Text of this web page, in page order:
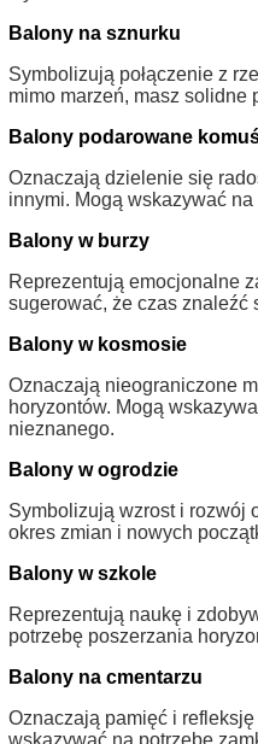
Balony na sznurku
Symbolizują połączenie z
mimo marzeń, masz solidne
Balony podarowane
Oznaczają dzielenie się
innymi. Mogą wskazywać
Balony w burzy
Reprezentują emocjonalne
sugerować, że czas znaleźć
Balony w kosmosie
Oznaczają nieograniczone
horyzontów. Mogą
nieznanego.
Balony w ogrodzie
Symbolizują wzrost i rozwój
okres zmian i nowych
Balony w szkole
Reprezentują naukę i
potrzebę poszerzania
Balony na cmentarzu
Oznaczają pamięć i refleksję
wskazywać na potrzebę